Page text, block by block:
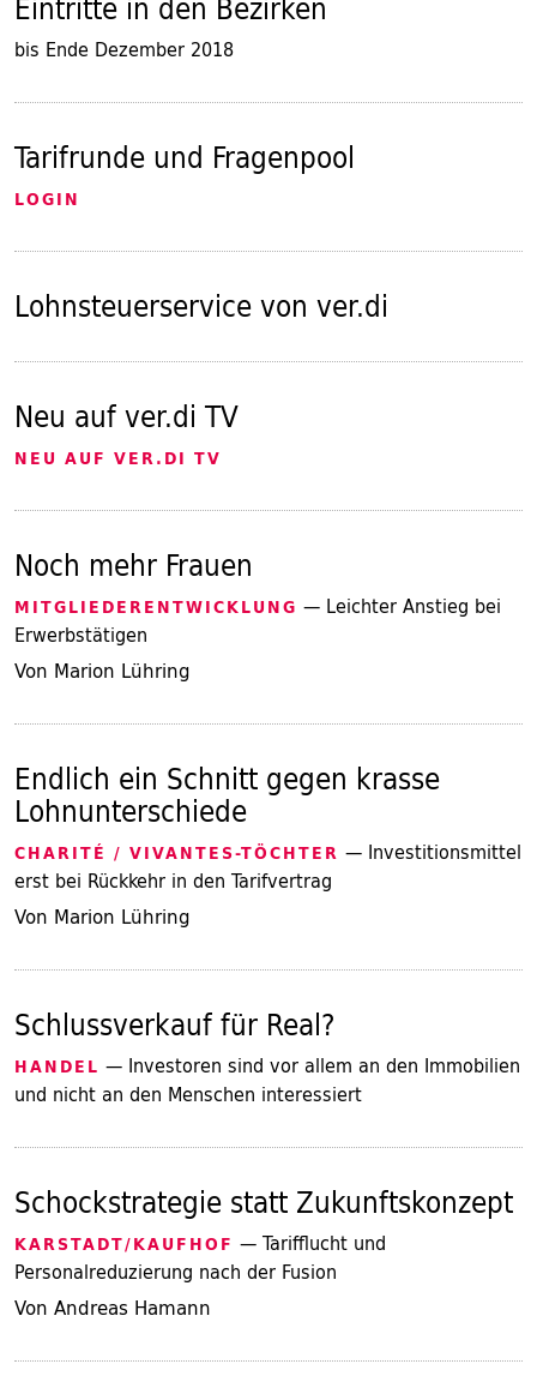
bis Ende Dezember 2018
Tarifrunde und Fragenpool
LOGIN
Lohnsteuerservice von ver.di
Neu auf ver.di TV
NEU AUF VER.DI TV
Noch mehr Frauen
MITGLIEDERENTWICKLUNG — Leichter Anstieg bei
Erwerbstätigen
Von Marion Lühring
Endlich ein Schnitt gegen krasse
Lohnunterschiede
CHARITÉ / VIVANTES-TÖCHTER — Investitionsmittel
erst bei Rückkehr in den Tarifvertrag
Von Marion Lühring
Schlussverkauf für Real?
HANDEL — Investoren sind vor allem an den Immobilien
und nicht an den Menschen interessiert
Schockstrategie statt Zukunftskonzept
KARSTADT/KAUFHOF — Tarifflucht und
Personalreduzierung nach der Fusion
Von Andreas Hamann